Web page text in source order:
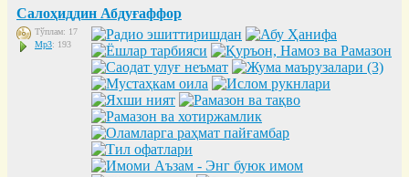
Салоҳиддин Абдуғаффор
Тўплам: 17
Mp3: 193